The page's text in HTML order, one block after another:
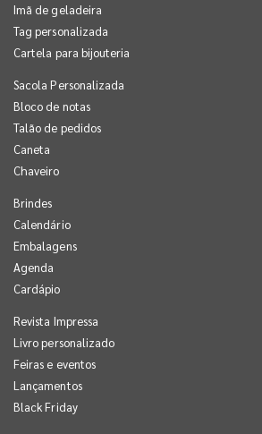
Imã de geladeira
Tag personalizada
Cartela para bijouteria
Sacola Personalizada
Bloco de notas
Talão de pedidos
Caneta
Chaveiro
Brindes
Calendário
Embalagens
Agenda
Cardápio
Revista Impressa
Livro personalizado
Feiras e eventos
Lançamentos
Black Friday